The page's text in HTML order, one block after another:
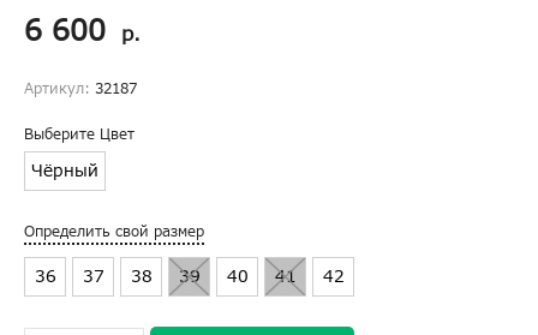
6 600 р.
Артикул: 32187
Выберите Цвет
Чёрный
Определить свой размер
36 37 38 39 40 41 42